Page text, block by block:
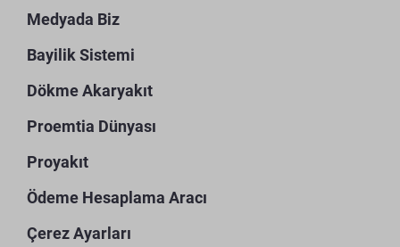
Medyada Biz
Bayilik Sistemi
Dökme Akaryakıt
Proemtia Dünyası
Proyakıt
Ödeme Hesaplama Aracı
Çerez Ayarları